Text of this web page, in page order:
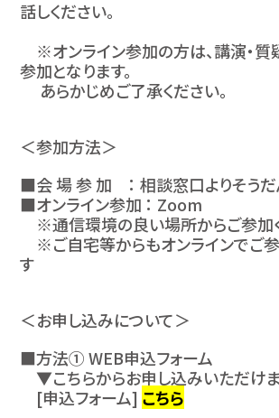
話しください。
※オンライン参加の方は、講演・質
参加となります。
あらかじめご了承ください。
＜参加方法＞
■会 場 参 加 ： 相談窓口よりそう
■オンライン参加 ： Zoom
※通信環境の良い場所からご参加
※ご自宅等からもオンラインでご
す
＜お申し込みについて＞
■方法① WEB申込フォーム
▼こちらからお申し込みいただけ
[申込フォーム] こちら